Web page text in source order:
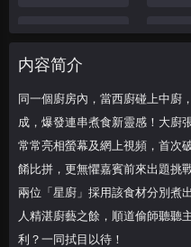
第22集
第25集
内容简介
同一個廚房內，當西廚碰上中廚
成，爆發連串煮食新靈感！大廚
常常亮相螢幕及網上視頻，首次
餚比拼，更無懼嘉賓前來出題挑
兩位「星廚」採用該食材分別煮
人精湛廚藝之餘，順道偷師聽聽
利？一同拭目以待！